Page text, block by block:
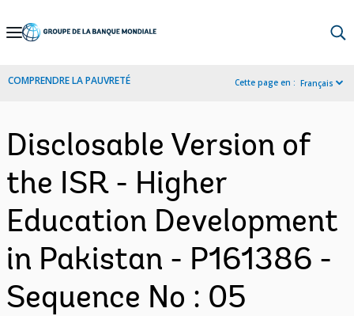
Skip
Navigation
COMPRENDRE LA PAUVRETÉ Cette page en : Français
Disclosable Version of
the ISR - Higher
Education Development
in Pakistan - P161386 -
Sequence No : 05